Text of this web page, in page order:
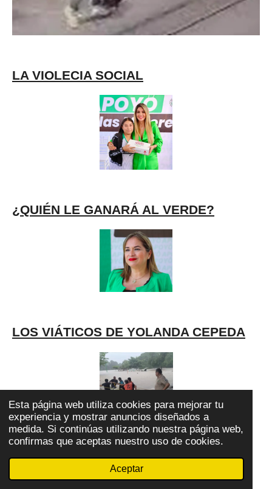
Esta página web utiliza cookies para mejorar tu
experiencia y mostrar anuncios diseñados a
medida. Si continúas utilizando nuestra página web,
confirmas que aceptas nuestro uso de cookies.
Aceptar
LA VIOLECIA SOCIAL
¿QUIÉN LE GANARÁ AL VERDE?
LOS VIÁTICOS DE YOLANDA CEPEDA